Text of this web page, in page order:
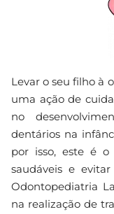
Levar o seu filho à
uma ação de
no
dentários na
por isso, este é
saudáveis e
Odontopediatria
na realização de